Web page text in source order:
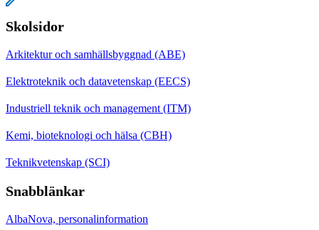
Skolsidor
Arkitektur och samhällsbyggnad (ABE)
Elektroteknik och datavetenskap (EECS)
Industriell teknik och management (ITM)
Kemi, bioteknologi och hälsa (CBH)
Teknikvetenskap (SCI)
Snabblänkar
AlbaNova, personalinformation